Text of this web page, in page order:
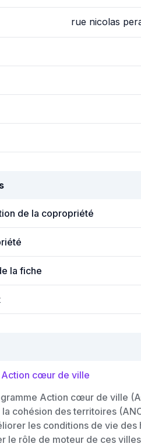
rue nicolas
de la copropriété
la fiche
Action cœur de ville
Action cœur de ville
la cohésion des territoires
les conditions de vie des
le rôle de moteur de ces